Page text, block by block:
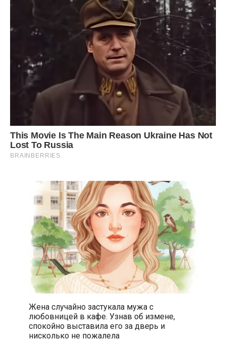
Жена случайно застукала мужа с
любовницей в кафе. Узнав об измене,
спокойно выставила его за дверь и
нисколько не пожалела